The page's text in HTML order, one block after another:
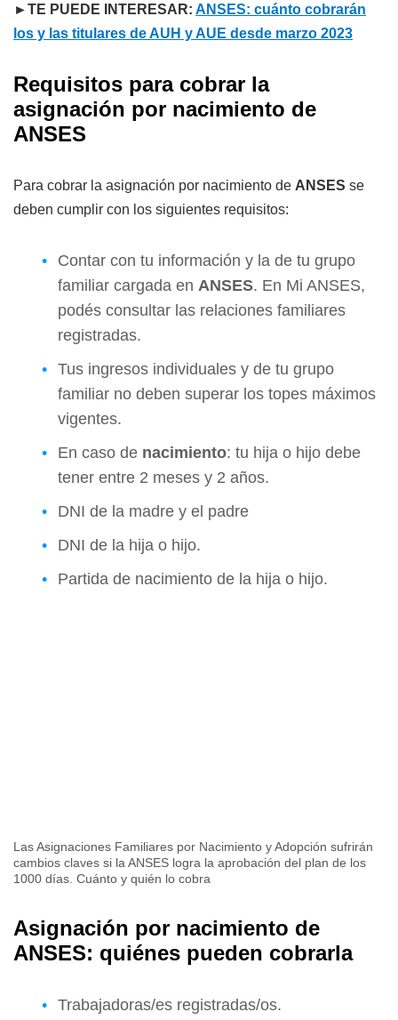
►TE PUEDE INTERESAR: ANSES: cuánto cobrarán
los y las titulares de AUH y AUE desde marzo 2023
Requisitos para cobrar la
asignación por nacimiento de
ANSES
Para cobrar la asignación por nacimiento de ANSES se
deben cumplir con los siguientes requisitos:
Contar con tu información y la de tu grupo
familiar cargada en ANSES. En Mi ANSES,
podés consultar las relaciones familiares
registradas.
Tus ingresos individuales y de tu grupo
familiar no deben superar los topes máximos
vigentes.
En caso de nacimiento: tu hija o hijo debe
tener entre 2 meses y 2 años.
DNI de la madre y el padre
DNI de la hija o hijo.
Partida de nacimiento de la hija o hijo.
Las Asignaciones Familiares por Nacimiento y Adopción sufrirán
cambios claves si la ANSES logra la aprobación del plan de los
1000 días. Cuánto y quién lo cobra
Asignación por nacimiento de
ANSES: quiénes pueden cobrarla
Trabajadoras/es registradas/os.